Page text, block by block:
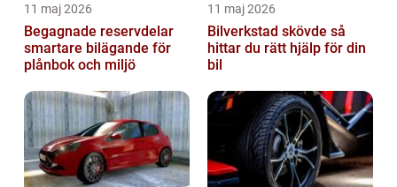
11 maj 2026
Begagnade reservdelar
smartare bilägande för
plånbok och miljö
11 maj 2026
Bilverkstad skövde så
hittar du rätt hjälp för din
bil